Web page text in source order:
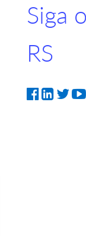
Siga
RS